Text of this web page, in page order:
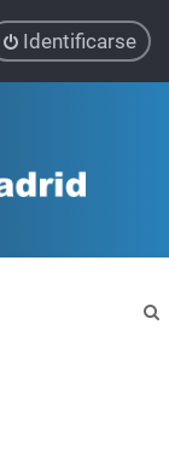
Identificarse